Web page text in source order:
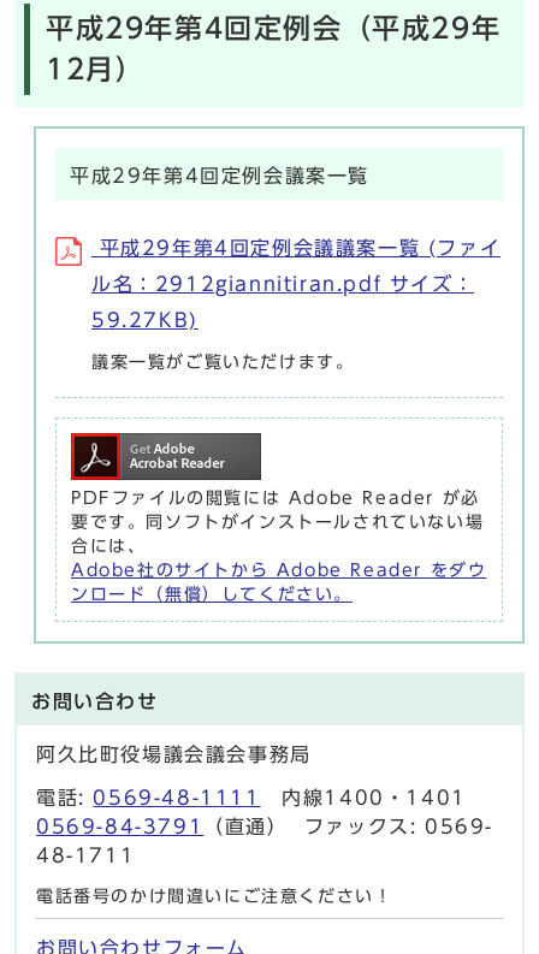
平成29年第4回定例会（平成29年
12月）
平成29年第4回定例会議案一覧
平成29年第4回定例会議議案一覧 (ファイ
ル名：2912giannitiran.pdf サイズ：
59.27KB)
議案一覧がご覧いただけます。
PDFファイルの閲覧には Adobe Reader が必
要です。同ソフトがインストールされていない場
合には、
Adobe社のサイトから Adobe Reader をダウ
ンロード（無償）してください。
お問い合わせ
阿久比町役場議会議会事務局
電話: 0569-48-1111
内線1400・1401
0569-84-3791
（直通） ファックス: 0569-
48-1711
電話番号のかけ間違いにご注意ください！
お問い合わせフォーム